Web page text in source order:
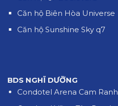
Căn hộ Biên Hòa Universe
Căn hộ Sunshine Sky q7
BDS NGHĨ DƯỠNG
Condotel Arena Cam Ranh